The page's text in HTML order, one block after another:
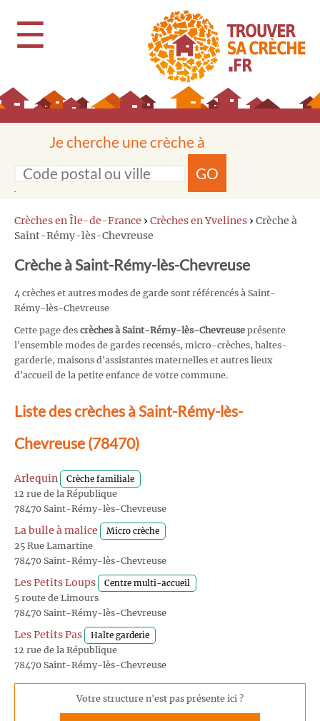
☰
Je cherche une crèche à
GO
Crèches en Île-de-France › Crèches en Yvelines › Crèche à
Saint-Rémy-lès-Chevreuse
Crèche à Saint-Rémy-lès-Chevreuse
4 crèches et autres modes de garde sont référencés à Saint-
Rémy-lès-Chevreuse
Cette page des crèches à Saint-Rémy-lès-Chevreuse présente
l'ensemble modes de gardes recensés, micro-crèches, haltes-
garderie, maisons d'assistantes maternelles et autres lieux
d'accueil de la petite enfance de votre commune.
Liste des crèches à Saint-Rémy-lès-
Chevreuse (78470)
Arlequin Crèche familiale
12 rue de la République
78470 Saint-Rémy-lès-Chevreuse
La bulle à malice Micro crèche
25 Rue Lamartine
78470 Saint-Rémy-lès-Chevreuse
Les Petits Loups Centre multi-accueil
5 route de Limours
78470 Saint-Rémy-lès-Chevreuse
Les Petits Pas Halte garderie
12 rue de la République
78470 Saint-Rémy-lès-Chevreuse
Votre structure n'est pas présente ici ?